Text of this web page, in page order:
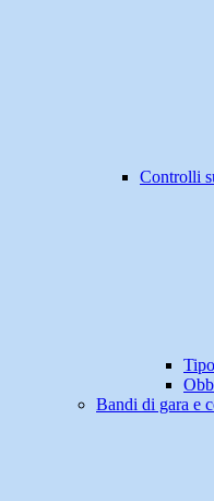
Controlli
Bandi di gara e